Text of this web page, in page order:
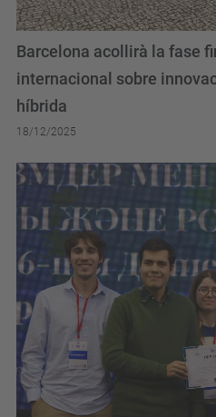
Barcelona acollirà la fase
internacional sobre
híbrida
18/12/2025